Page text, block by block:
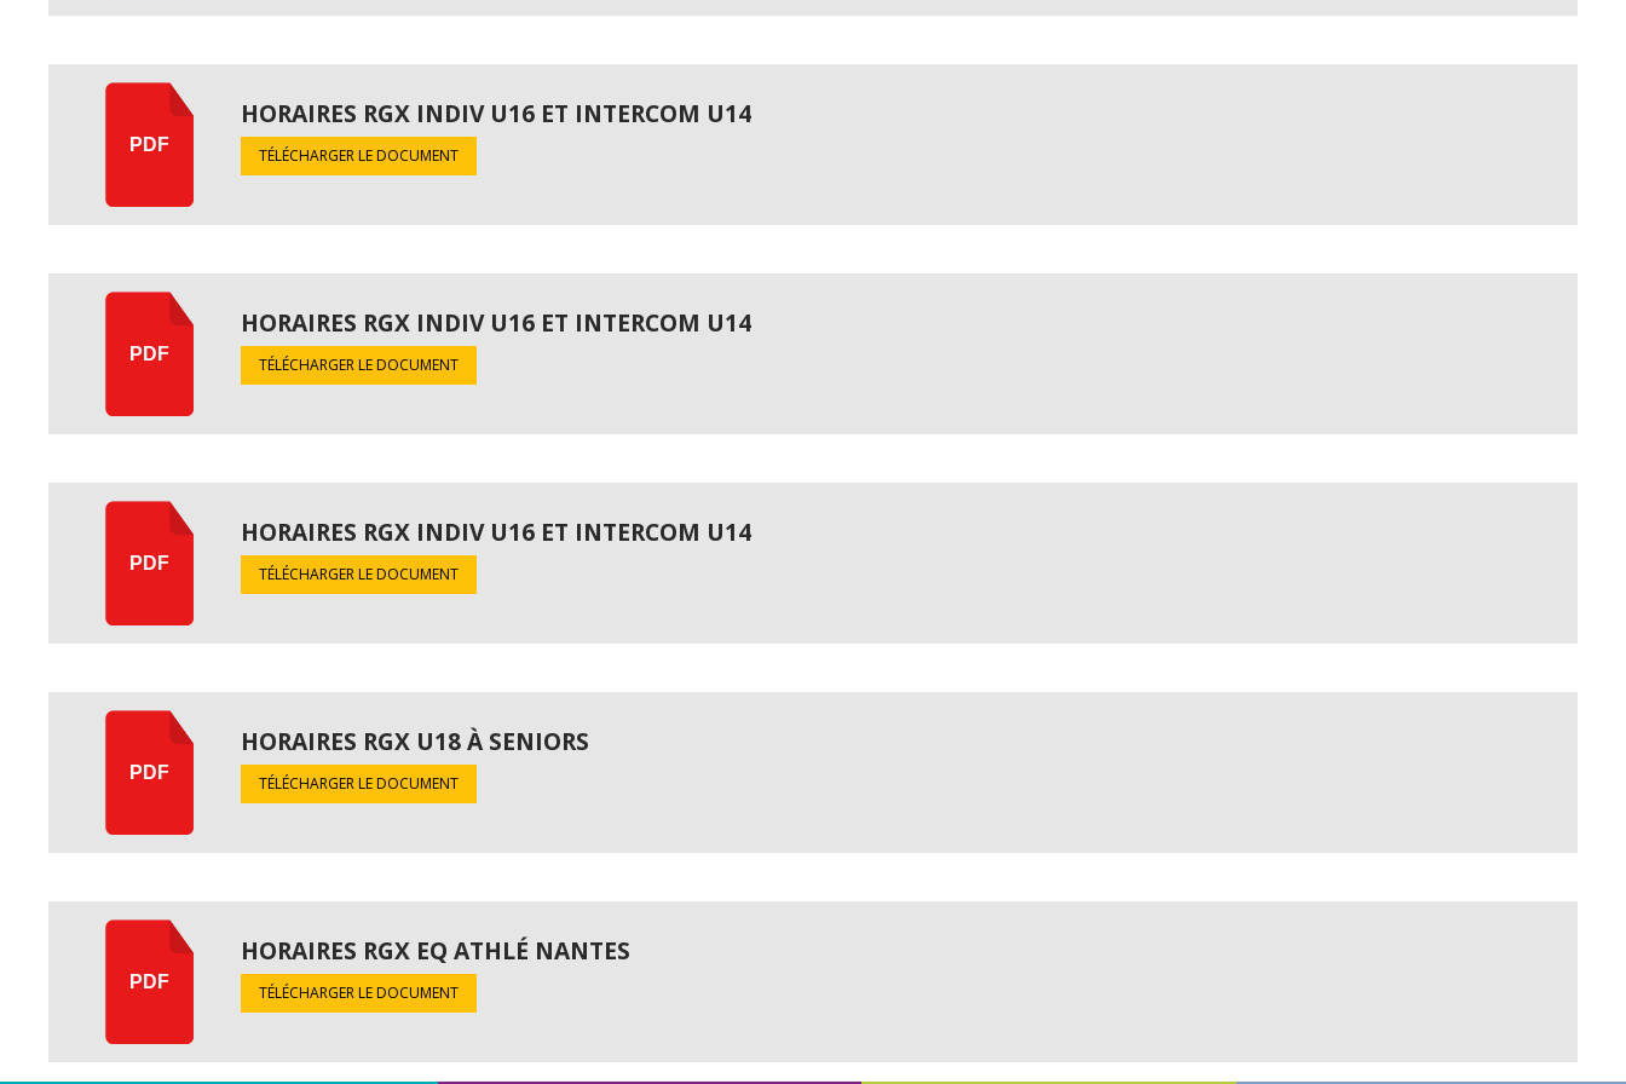
PDF
HORAIRES RGX INDIV U16 ET INTERCOM U14
TÉLÉCHARGER LE DOCUMENT
PDF
HORAIRES RGX INDIV U16 ET INTERCOM U14
TÉLÉCHARGER LE DOCUMENT
PDF
HORAIRES RGX INDIV U16 ET INTERCOM U14
TÉLÉCHARGER LE DOCUMENT
PDF
HORAIRES RGX U18 À SENIORS
TÉLÉCHARGER LE DOCUMENT
PDF
HORAIRES RGX EQ ATHLÉ NANTES
TÉLÉCHARGER LE DOCUMENT